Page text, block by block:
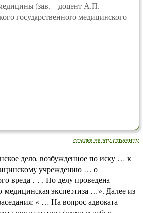
(зав. – доцент А.П.
государственного медицинского
ссылка на эту страницу
дело, возбужденное по иску … к
учреждению … о
вреда … . По делу проведена
медицинская экспертиза …». Далее из
« … На вопрос адвоката